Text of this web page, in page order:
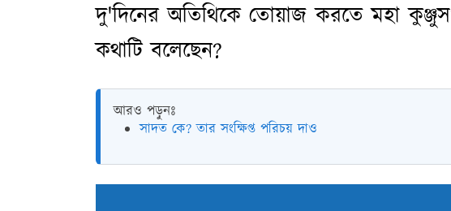
দু'দিনের অতিথিকে তোয়াজ করতে মহা
কথাটি বলেছেন?
আরও পড়ুনঃ
সাদত কে? তার সংক্ষিপ্ত পরিচয় দাও